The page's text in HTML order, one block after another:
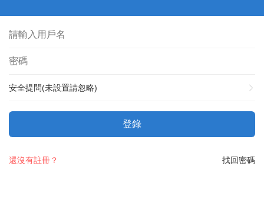
安全提問(未設置請忽略)
登錄
找回密碼
還沒有註冊？